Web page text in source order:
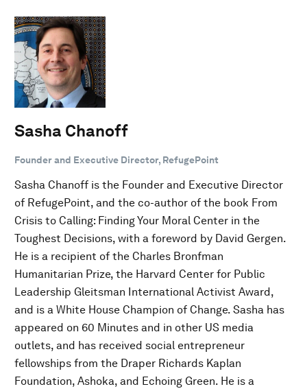
Sasha Chanoff
Founder and Executive Director, RefugePoint
Sasha Chanoff is the Founder and Executive Director
of RefugePoint, and the co-author of the book From
Crisis to Calling: Finding Your Moral Center in the
Toughest Decisions, with a foreword by David Gergen.
He is a recipient of the Charles Bronfman
Humanitarian Prize, the Harvard Center for Public
Leadership Gleitsman International Activist Award,
and is a White House Champion of Change. Sasha has
appeared on 60 Minutes and in other US media
outlets, and has received social entrepreneur
fellowships from the Draper Richards Kaplan
Foundation, Ashoka, and Echoing Green. He is a